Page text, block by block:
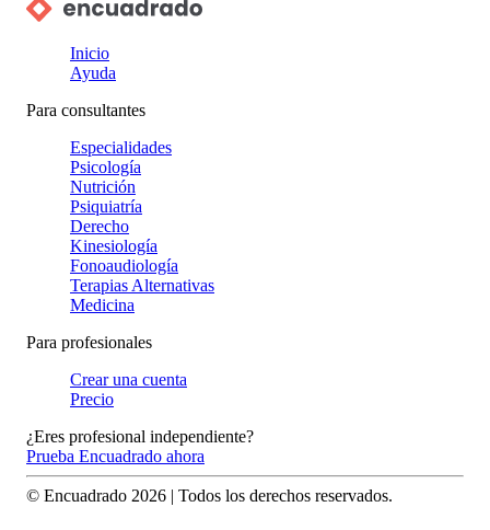
Inicio
Ayuda
Para consultantes
Especialidades
Psicología
Nutrición
Psiquiatría
Derecho
Kinesiología
Fonoaudiología
Terapias Alternativas
Medicina
Para profesionales
Crear una cuenta
Precio
¿Eres profesional independiente?
Prueba Encuadrado ahora
© Encuadrado 2026 | Todos los derechos reservados.